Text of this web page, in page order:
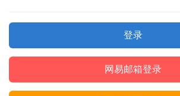
登录
网易邮箱登录